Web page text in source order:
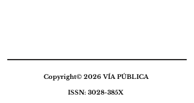
Copyright© 2026 VÍA PÚBLICA
ISSN: 3028-385X